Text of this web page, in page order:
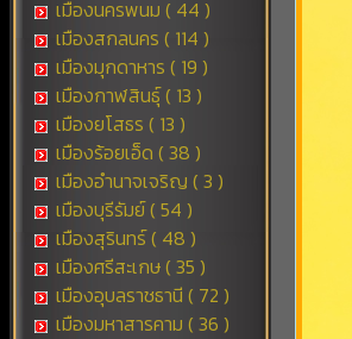
เมืองนครพนม ( 44 )
เมืองสกลนคร ( 114 )
เมืองมุกดาหาร ( 19 )
เมืองกาฬสินธุ์ ( 13 )
เมืองยโสธร ( 13 )
เมืองร้อยเอ็ด ( 38 )
เมืองอำนาจเจริญ ( 3 )
เมืองบุรีรัมย์ ( 54 )
เมืองสุรินทร์ ( 48 )
เมืองศรีสะเกษ ( 35 )
เมืองอุบลราชธานี ( 72 )
เมืองมหาสารคาม ( 36 )